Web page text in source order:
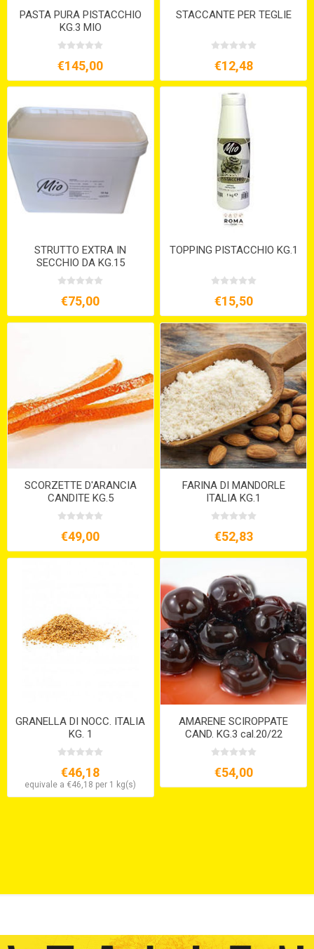
PASTA PURA PISTACCHIO
KG.3 MIO
€145,00
STACCANTE PER TEGLIE
€12,48
STRUTTO EXTRA IN
SECCHIO DA KG.15
€75,00
TOPPING PISTACCHIO KG.1
€15,50
SCORZETTE D'ARANCIA
CANDITE KG.5
€49,00
FARINA DI MANDORLE
ITALIA KG.1
€52,83
GRANELLA DI NOCC. ITALIA
KG. 1
€46,18
equivale a €46,18 per 1 kg(s)
AMARENE SCIROPPATE
CAND. KG.3 cal.20/22
€54,00